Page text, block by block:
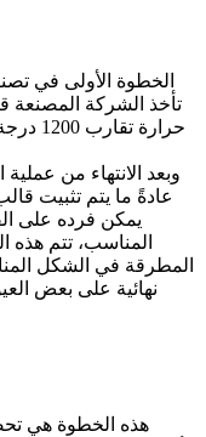
الخطوة الأولى في
تأخذ الشركة المصنعة
وبعد الانتهاء من
عادةً ما يتم تثبيت
يمكن فرده على
المناسب، تتم
المطرقة في الشكل
نهائية على بعض
هذه الخطوة هي